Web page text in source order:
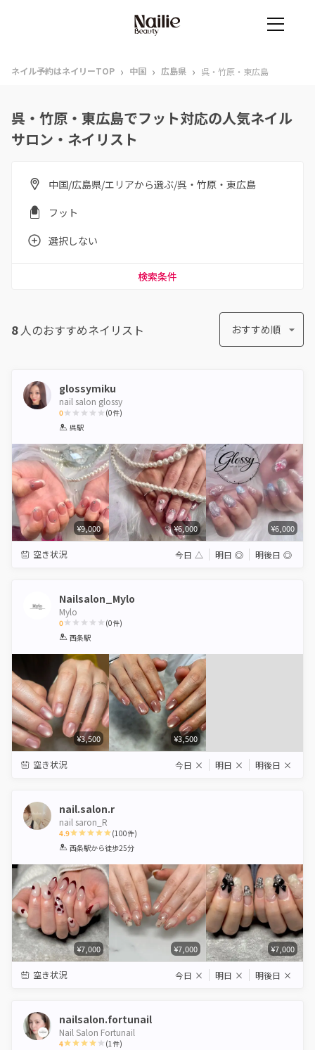
ネイル予約はネイリーTOP › 中国 › 広島県 › 呉・竹原・東広島
呉・竹原・東広島でフット対応の人気ネイル
サロン・ネイリスト
中国/広島県/エリアから選ぶ/呉・竹原・東広島
フット
選択しない
検索条件
8人のおすすめネイリスト おすすめ順
glossymiku
nail salon glossy
0
1 2 3
(0件)
呉駅
¥9,000 ¥6,000 ¥6,000
空き状況 今日 △ 明日 ◎ 明後日 ◎
Nailsalon_Mylo
Mylo
0
1 2 3 4
(0件)
西条駅
¥3,500 ¥3,500
空き状況 今日 × 明日 × 明後日 ×
nail.salon.r
nail saron_R
4.9
1 2 3 4 5
(100件)
西条駅から徒歩25分
¥7,000 ¥7,000 ¥7,000
空き状況 今日 × 明日 × 明後日 ×
nailsalon.fortunail
Nail Salon Fortunail
4 (1件)